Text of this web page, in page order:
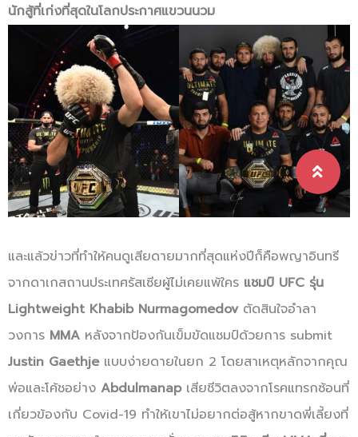
นักสู้ที่เก่งที่สุดในโลกประกาศแขวนนวม
และแล้วข่าวที่ทำให้คนดูเสียดายมากที่สุดแห่งปีก็คือพญาอินทรี
จากดาเกสถานประเทศรัสเซียผู้ไม่เคยแพ้ใคร แชมป์ UFC รุ่น
Lightweight Khabib Nurmagomedovตัดสินใจอำลา
วงการ MMA หลังจากป้องกันเข็มขัดแชมป์ด้วยการ submit
Justin Gaethjeแบบง่ายดายในยก 2 โดยสาเหตุหลักจากคุณ
พ่อและโค้ชอย่าง Abdulmanapเสียชีวิตลงจากโรคแทรกซ้อนที่
เกี่ยวข้องกับ Covid-19 ทำให้เขาไม่อยากต่อสู้หากขาดพี่เลี้ยงที่